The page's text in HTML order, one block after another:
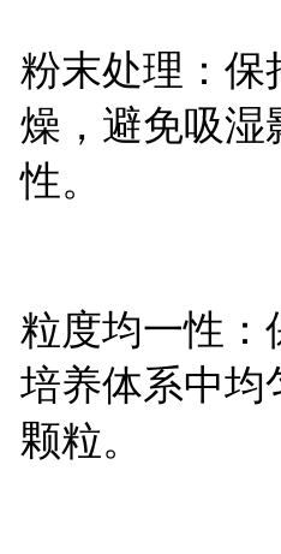
粉末处理：保
燥，避免吸湿
性。
粒度均一性：
培养体系中均
颗粒。